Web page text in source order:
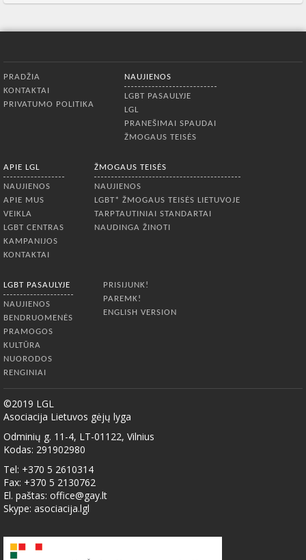
PRADŽIA
KONTAKTAI
PRIVATUMO POLITIKA
NAUJIENOS
LGBT PASAULYJE
LGL
PRANEŠIMAI SPAUDAI
ŽMOGAUS TEISĖS
APIE LGL
NAUJIENOS
APIE MUS
VEIKLA
LGBT CENTRAS
KAMPANIJOS
KONTAKTAI
ŽMOGAUS TEISĖS
NAUJIENOS
LGBT* ŽMOGAUS TEISĖS LIETUVOJE
TARPTAUTINIAI STANDARTAI
NAUDINGA ŽINOTI
LGBT PASAULYJE
NAUJIENOS
BENDRUOMENĖS
PRAMOGOS
KULTŪRA
NUORODOS
RENGINIAI
PRISIJUNK!
PAREMK!
ENGLISH VERSION
©2019 LGL
Asociacija Lietuvos gėjų lyga
Odminių g. 11-4, LT-01122, Vilnius
Kodas: 291902980
Tel: +370 5 2610314
Fax: +370 5 2130762
El. paštas: office@gay.lt
Skype: asociacija.lgl